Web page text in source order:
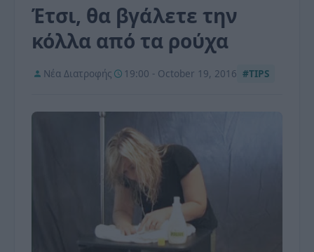
Έτσι, θα βγάλετε την
κόλλα από τα ρούχα
Νέα Διατροφής 19:00 - October 19, 2016 #TIPS